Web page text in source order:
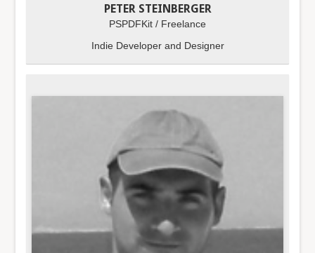
PETER STEINBERGER
PSPDFKit / Freelance
Indie Developer and Designer